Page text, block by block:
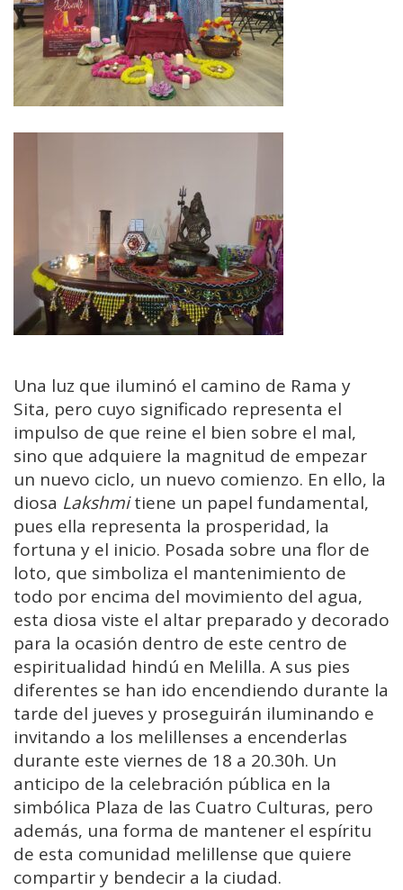
Una luz que iluminó el camino de Rama y
Sita, pero cuyo significado representa el
impulso de que reine el bien sobre el mal,
sino que adquiere la magnitud de empezar
un nuevo ciclo, un nuevo comienzo. En ello, la
diosa Lakshmitiene un papel fundamental,
pues ella representa la prosperidad, la
fortuna y el inicio. Posada sobre una flor de
loto, que simboliza el mantenimiento de
todo por encima del movimiento del agua,
esta diosa viste el altar preparado y decorado
para la ocasión dentro de este centro de
espiritualidad hindú en Melilla. A sus pies
diferentes se han ido encendiendo durante la
tarde del jueves y proseguirán iluminando e
invitando a los melillenses a encenderlas
durante este viernes de 18 a 20.30h. Un
anticipo de la celebración pública en la
simbólica Plaza de las Cuatro Culturas, pero
además, una forma de mantener el espíritu
de esta comunidad melillense que quiere
compartir y bendecir a la ciudad.